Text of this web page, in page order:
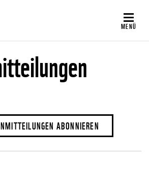
MENÜ
ABONNIEREN